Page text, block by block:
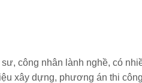
công nhân lành nghề, có
xây dựng, phương án thi